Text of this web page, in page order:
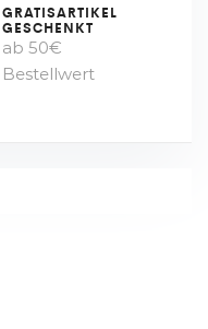
GRATISARTIKEL
GESCHENKT
ab 50€
Bestellwert